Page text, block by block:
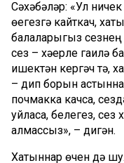
Сәхәбәләр: «Ул
өегезгә кайткач,
балаларыгыз
сез – хәерле гаилә
ишектән кергәч тә,
– дип борын
почмакка качса,
уйласа, белегез,
алмассыз», – дигән.
Хатыннар өчен дә